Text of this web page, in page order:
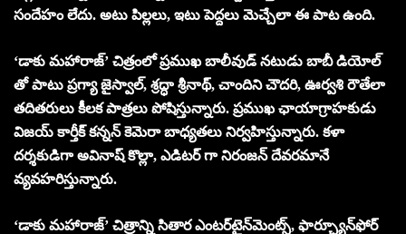
సందేహం లేదు. అటు పిల్లలు, ఇటు పెద్దలు మెచ్చేలా ఈ పాట ఉంది.
‘డాకు మహారాజ్’ చిత్రంలో ప్రముఖ బాలీవుడ్ నటుడు బాబీ డియోల్
తో పాటు ప్రగ్యా జైస్వాల్, శ్రద్ధా శ్రీనాథ్, చాందిని చౌదరి, ఊర్వశి రౌతేలా
తదితరులు కీలక పాత్రలు పోషిస్తున్నారు. ప్రముఖ ఛాయాగ్రాహకుడు
విజయ్ కార్తీక్ కన్నన్ కెమెరా బాధ్యతలు నిర్వహిస్తున్నారు. కళా
దర్శకుడిగా అవినాష్ కొల్లా, ఎడిటర్ గా నిరంజన్ దేవరమానే
వ్యవహరిస్తున్నారు.
‘డాకు మహారాజ్’ చిత్రాన్ని సితార ఎంటర్‌టైన్‌మెంట్స్‌, ఫార్చ్యూన్‌ఫోర్